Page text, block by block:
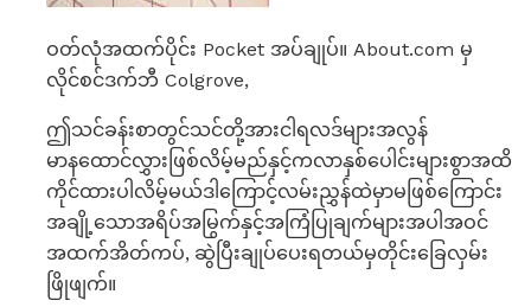
ဝတ်လုံအထက်ပိုင်း Pocket အပ်ချုပ်။ About.com မှ
လိုင်စင်ဒက်ဘီ Colgrove,
ဤသင်ခန်းစာတွင်သင်တို့အားငါရလဒ်များအလွန်
မာနထောင်လွှားဖြစ်လိမ့်မည်နှင့်ကလာနှစ်ပေါင်းများစွာအထိ
ကိုင်ထားပါလိမ့်မယ်ဒါကြောင့်လမ်းညွှန်ထဲမှာမဖြစ်ကြောင်း
အချို့သောအရိပ်အမြွက်နှင့်အကြံပြုချက်များအပါအဝင်
အထက်အိတ်ကပ်, ဆွဲပြီးချုပ်ပေးရတယ်မှတိုင်းခြေလှမ်း
ဖြိုဖျက်။